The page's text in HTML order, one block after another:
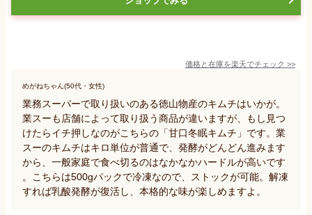
価格と在庫を楽天でチェック >>
めがねちゃん(50代・女性)
業務スーパーで取り扱いのある徳山物産のキムチはいかが。
業スーも店舗によって取り扱う商品が違いますが、もし見つ
けたらイチ押しなのがこちらの「甘口冬眠キムチ」です。業
スーのキムチはキロ単位が普通で、発酵がどんどん進みます
から、一般家庭で食べ切るのはなかなかハードルが高いです
。こちらは500gパックで冷凍なので、ストックが可能。解凍
すれば乳酸発酵が復活し、本格的な味が楽しめますよ。